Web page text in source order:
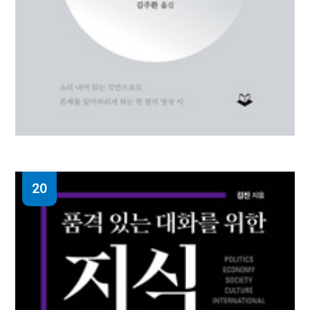
아이엠 : 존재에 대한 명상
루퍼트 스파이라 지음 ; 김주환 옮김
20